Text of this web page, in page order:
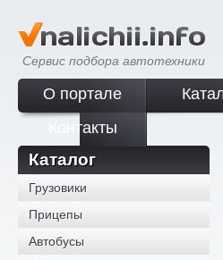
Сервис подбора автотехники
О портале
Контакты
Каталог
Грузовики
Прицепы
Автобусы